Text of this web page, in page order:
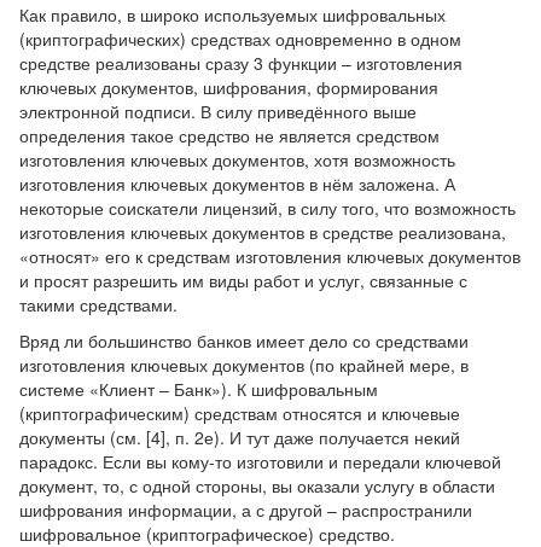
Как правило, в широко используемых шифровальных
(криптографических) средствах одновременно в одном
средстве реализованы сразу 3 функции – изготовления
ключевых документов, шифрования, формирования
электронной подписи. В силу приведённого выше
определения такое средство не является средством
изготовления ключевых документов, хотя возможность
изготовления ключевых документов в нём заложена. А
некоторые соискатели лицензий, в силу того, что возможность
изготовления ключевых документов в средстве реализована,
«относят» его к средствам изготовления ключевых документов
и просят разрешить им виды работ и услуг, связанные с
такими средствами.
Вряд ли большинство банков имеет дело со средствами
изготовления ключевых документов (по крайней мере, в
системе «Клиент – Банк»). К шифровальным
(криптографическим) средствам относятся и ключевые
документы (см. [4], п. 2е). И тут даже получается некий
парадокс. Если вы кому-то изготовили и передали ключевой
документ, то, с одной стороны, вы оказали услугу в области
шифрования информации, а с другой – распространили
шифровальное (криптографическое) средство.